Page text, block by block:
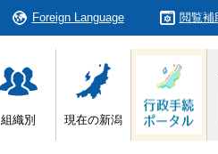
Foreign Language 閲覧補
組織別 現在の新潟